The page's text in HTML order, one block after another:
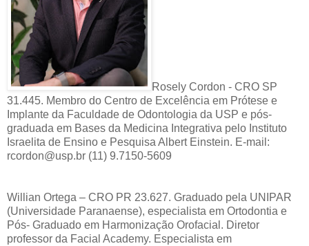
Rosely Cordon - CRO SP
31.445. Membro do Centro de Excelência em Prótese e
Implante da Faculdade de Odontologia da USP e pós-
graduada em Bases da Medicina Integrativa pelo Instituto
Israelita de Ensino e Pesquisa Albert Einstein. E-mail:
rcordon@usp.br (11) 9.7150-5609
Willian Ortega – CRO PR 23.627. Graduado pela UNIPAR
(Universidade Paranaense), especialista em Ortodontia e
Pós- Graduado em Harmonização Orofacial. Diretor
professor da Facial Academy. Especialista em